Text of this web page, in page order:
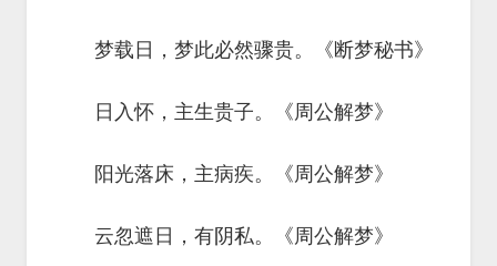
梦载日，梦此必然骤贵。《断梦秘书》
日入怀，主生贵子。《周公解梦》
阳光落床，主病疾。《周公解梦》
云忽遮日，有阴私。《周公解梦》